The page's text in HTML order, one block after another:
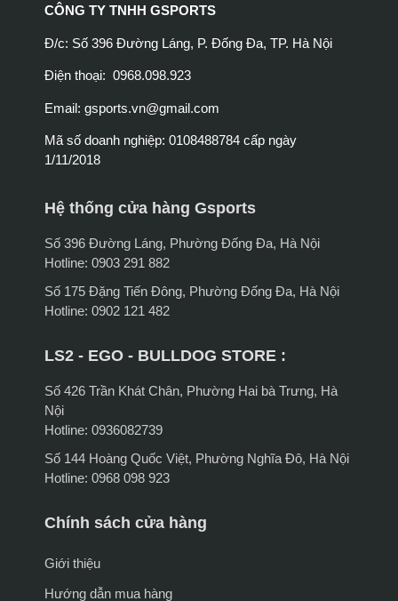
CÔNG TY TNHH GSPORTS
Đ/c: Số 396 Đường Láng, P. Đống Đa, TP. Hà Nội
Điện thoại: 0968.098.923
Email: gsports.vn@gmail.com
Mã số doanh nghiệp: 0108488784 cấp ngày
1/11/2018
Hệ thống cửa hàng Gsports
Số 396 Đường Láng, Phường Đống Đa, Hà Nội
Hotline: 0903 291 882
Số 175 Đặng Tiến Đông, Phường Đống Đa, Hà Nội
Hotline: 0902 121 482
LS2 - EGO - BULLDOG STORE :
Số 426 Trần Khát Chân, Phường Hai bà Trưng, Hà
Nội
Hotline: 0936082739
Số 144 Hoàng Quốc Việt, Phường Nghĩa Đô, Hà Nội
Hotline: 0968 098 923
Chính sách cửa hàng
Giới thiệu
Hướng dẫn mua hàng